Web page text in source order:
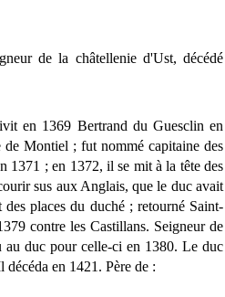
de la châtellenie d'Ust, décédé
en 1369 Bertrand du Guesclin en
Montiel ; fut nommé capitaine des
1371 ; en 1372, il se mit à la tête des
sus aux Anglais, que le duc avait
places du duché ; retourné Saint-
contre les Castillans. Seigneur de
au duc pour celle-ci en 1380. Le duc
en 1421. Père de :